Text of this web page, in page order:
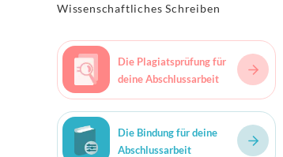
Wissenschaftliches Schreiben
Die Plagiatsprüfung für
deine Abschlussarbeit
Die Bindung für deine
Abschlussarbeit